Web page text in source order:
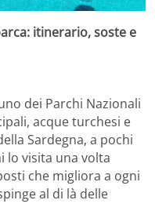
itinerario, soste e
dei Parchi Nazionali
acque turchesi e
Sardegna, a pochi
lo visita una volta
che migliora a ogni
al di là delle